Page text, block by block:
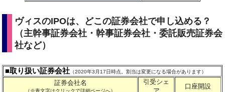
ヴィスのIPOは、どこの証券会社で申し込める？
（主幹事証券会社・幹事証券会社・委託販売証券会
社など）
■取り扱い証券会社 （2020年3月17日時点。割当は変更になる場合があります）
証券会社名
（※青文字はクリックで詳細ページへ）
引受シェ
口座開設